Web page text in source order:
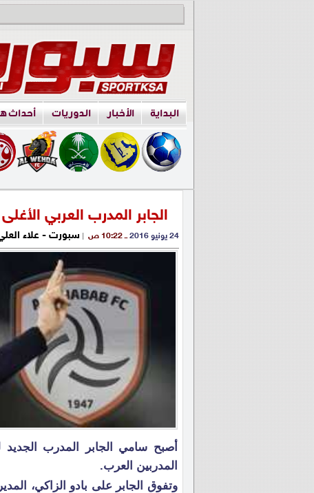
البداية الأخبار الدوريات أحداث
الجابر المدرب العربي الأغلى
24 يونيو 2016 ــ 10:22 ص | سبورت - علاء
أصبح سامي الجابر المدرب
المدربين العرب.
وتفوق الجابر على بادو الزاكي،